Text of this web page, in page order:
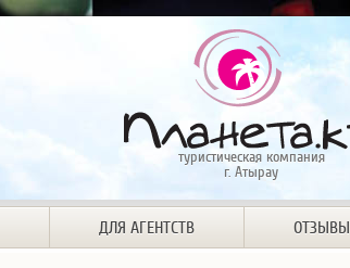
туристическая компания
г. Атырау
ДЛЯ АГЕНТСТВ ОТЗЫВЫ